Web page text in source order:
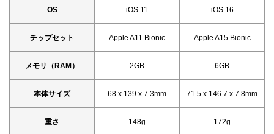
OS iOS 11 iOS 16
チップセット Apple A11 Bionic Apple A15 Bionic
メモリ（RAM） 2GB 6GB
本体サイズ 68 x 139 x 7.3mm 71.5 x 146.7 x 7.8mm
重さ 148g 172g